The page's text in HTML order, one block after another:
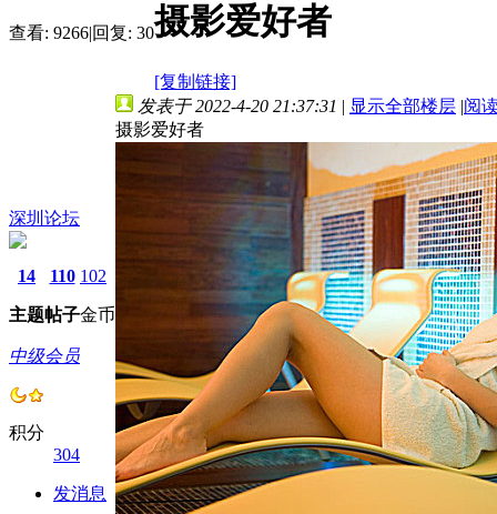
查看: 9266|回复: 30摄影爱好者
[复制链接]
深圳论坛
14
主题
110
帖子
102
金币
中级会员
积分
304
发消息
发表于 2022-4-20 21:37:31 | 显示全部楼层 |阅
摄影爱好者